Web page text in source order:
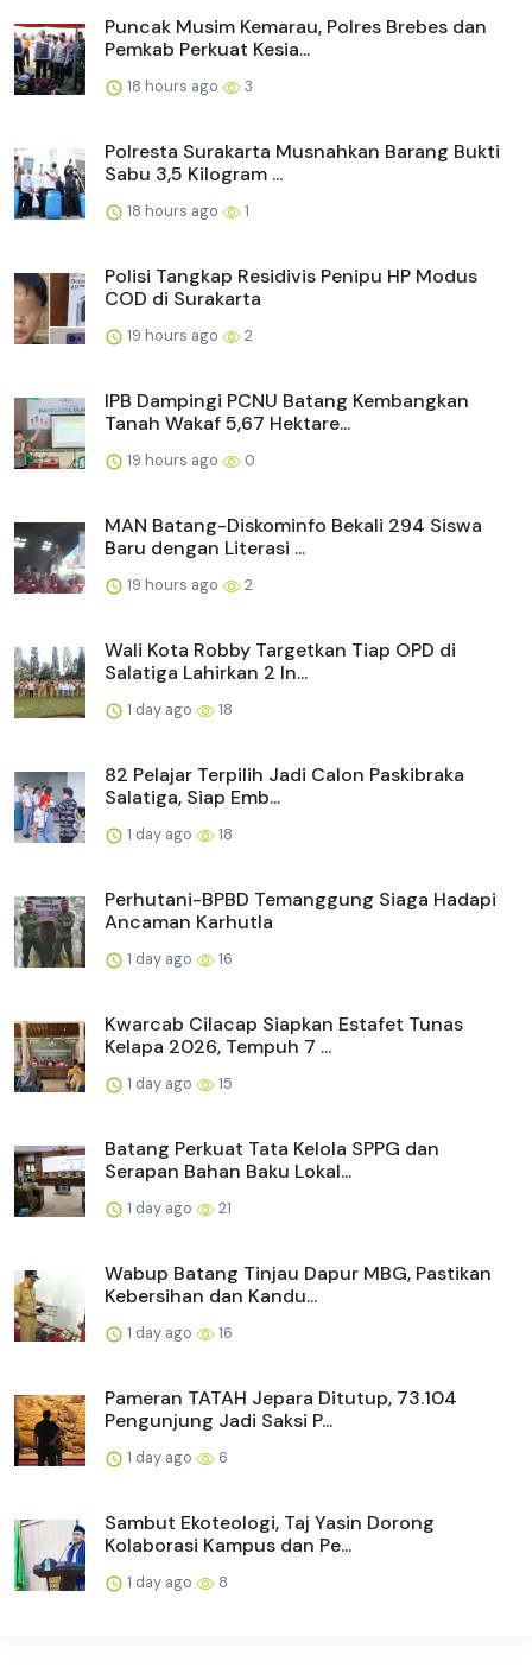
Puncak Musim Kemarau, Polres Brebes dan
Pemkab Perkuat Kesia...
18 hours ago 3
Polresta Surakarta Musnahkan Barang Bukti
Sabu 3,5 Kilogram ...
18 hours ago 1
Polisi Tangkap Residivis Penipu HP Modus
COD di Surakarta
19 hours ago 2
IPB Dampingi PCNU Batang Kembangkan
Tanah Wakaf 5,67 Hektare...
19 hours ago 0
MAN Batang-Diskominfo Bekali 294 Siswa
Baru dengan Literasi ...
19 hours ago 2
Wali Kota Robby Targetkan Tiap OPD di
Salatiga Lahirkan 2 In...
1 day ago 18
82 Pelajar Terpilih Jadi Calon Paskibraka
Salatiga, Siap Emb...
1 day ago 18
Perhutani-BPBD Temanggung Siaga Hadapi
Ancaman Karhutla
1 day ago 16
Kwarcab Cilacap Siapkan Estafet Tunas
Kelapa 2026, Tempuh 7 ...
1 day ago 15
Batang Perkuat Tata Kelola SPPG dan
Serapan Bahan Baku Lokal...
1 day ago 21
Wabup Batang Tinjau Dapur MBG, Pastikan
Kebersihan dan Kandu...
1 day ago 16
Pameran TATAH Jepara Ditutup, 73.104
Pengunjung Jadi Saksi P...
1 day ago 6
Sambut Ekoteologi, Taj Yasin Dorong
Kolaborasi Kampus dan Pe...
1 day ago 8